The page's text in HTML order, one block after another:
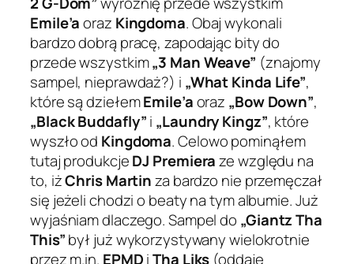
Emile’aoraz Kingdoma. Obaj wykonali
bardzo dobrą pracę, zapodając bity do
przede wszystkim„3 Man Weave” (znajomy
sampel, nieprawdaż?) i „What Kinda Life”,
które są dziełemEmile’aoraz „Bow Down”,
„Black Buddafly”i „Laundry Kingz”, które
wyszło od Kingdoma. Celowo pominąłem
tutaj produkcjeDJ Premieraze względu na
to, iżChris Martinza bardzo nie przemęczał
się jeżeli chodzi o beaty na tym albumie. Już
wyjaśniam dlaczego. Sampel do „Giantz Tha
This”był już wykorzystywany wielokrotnie
przez m.in. EPMDiTha Liks (oddaję